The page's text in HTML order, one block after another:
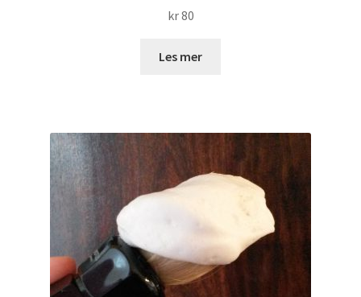
kr80
Les mer